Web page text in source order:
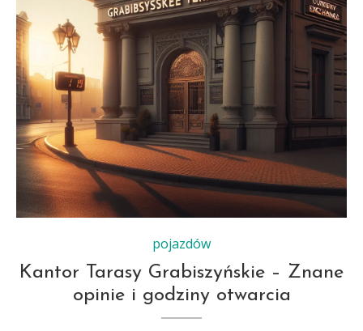
pojazdów
Kantor Tarasy Grabiszyńskie – Znane
opinie i godziny otwarcia